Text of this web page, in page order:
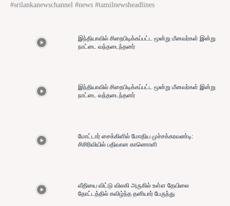
#srilankanewschannel #news #tamilnewsheadlines
இந்தியாவில் சிறைபிடிக்கப்பட்ட மூன்று மீனவர்கள் இன்று
நாட்டை வந்தடைந்தனர்
இந்தியாவில் சிறைபிடிக்கப்பட்ட மூன்று மீனவர்கள் இன்று
நாட்டை வந்தடைந்தனர்
மோட்டார் சைக்கிளில் மோதிய முச்சக்கரவண்டி:
சிசிரிவியில் பதிவான காணொளி
வீதியை விட்டு விலகி அருகில் உள்ள தேயிலை
தோட்டத்தில் கவிழ்ந்த தனியார் பேருந்து